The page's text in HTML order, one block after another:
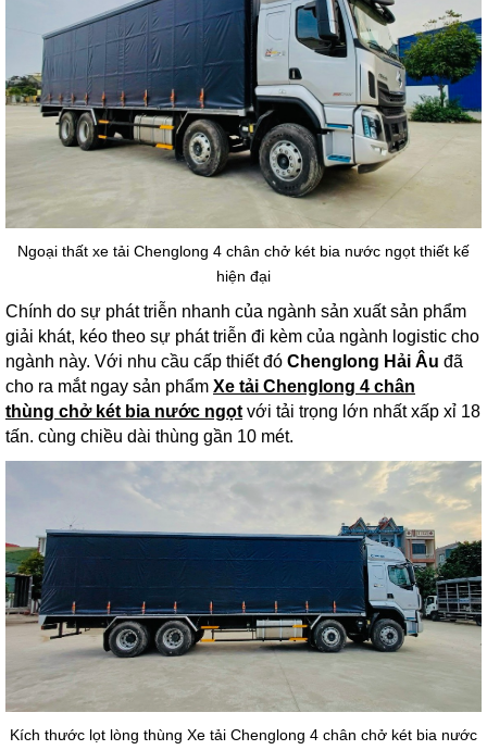
Ngoại thất xe tải Chenglong 4 chân chở két bia nước ngọt thiết kế
hiện đại
Chính do sự phát triễn nhanh của ngành sản xuất sản phẩm
giải khát, kéo theo sự phát triễn đi kèm của ngành logistic cho
ngành này. Với nhu cầu cấp thiết đó Chenglong Hải Âu đã
cho ra mắt ngay sản phẩm Xe tải Chenglong 4 chân
thùng chở két bia nước ngọt với tải trọng lớn nhất xấp xỉ 18
tấn. cùng chiều dài thùng gần 10 mét.
Kích thước lọt lòng thùng Xe tải Chenglong 4 chân chở két bia nước